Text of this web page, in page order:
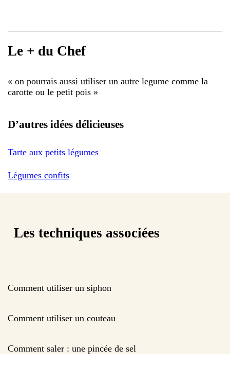
Le + du Chef
« on pourrais aussi utiliser un autre legume comme la
carotte ou le petit pois »
D’autres idées délicieuses
Tarte aux petits légumes
Légumes confits
Les techniques associées
Comment utiliser un siphon
Comment utiliser un couteau
Comment saler : une pincée de sel